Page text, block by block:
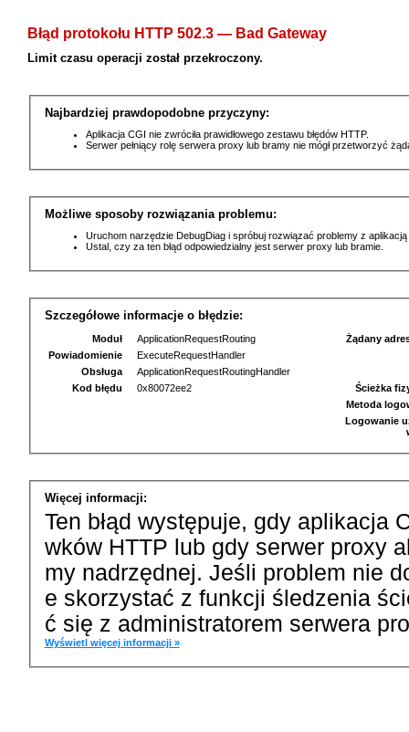
Błąd protokołu HTTP 502.3 — Bad Gateway
Limit czasu operacji został przekroczony.
Najbardziej prawdopodobne przyczyny:
Aplikacja CGI nie zwróciła prawidłowego zestawu błędów HTTP.
Serwer pełniący rolę serwera proxy lub bramy nie mógł przetworzyć
Możliwe sposoby rozwiązania problemu:
Uruchom narzędzie DebugDiag i spróbuj rozwiązać problemy z
Ustal, czy za ten błąd odpowiedzialny jest serwer proxy lub bramie.
Szczegółowe informacje o błędzie:
Moduł
ApplicationRequestRouting
Powiadomienie
ExecuteRequestHandler
Obsługa
ApplicationRequestRoutingHandler
Kod błędu
0x80072ee2
Żądany
Ścieżka
Metoda
Logowanie
Więcej informacji:
Ten błąd występuje, gdy aplikacja
wków HTTP lub gdy serwer proxy
my nadrzędnej. Jeśli problem nie
e skorzystać z funkcji śledzenia
ć się z administratorem serwera
Wyświetl więcej informacji »